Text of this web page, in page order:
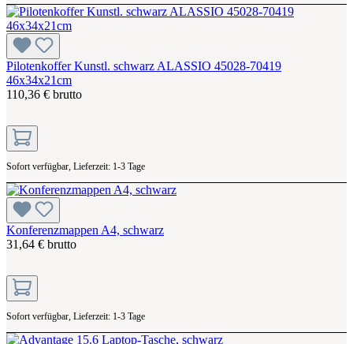
Pilotenkoffer Kunstl. schwarz ALASSIO 45028-70419
46x34x21cm
110,36 € brutto
Sofort verfügbar, Lieferzeit: 1-3 Tage
Konferenzmappen A4, schwarz
31,64 € brutto
Sofort verfügbar, Lieferzeit: 1-3 Tage